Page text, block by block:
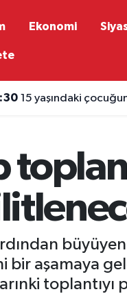
Ekonomi
15 yaşındaki
bir aşamaya